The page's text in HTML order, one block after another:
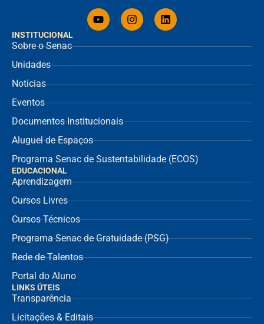
INSTITUCIONAL
Sobre o Senac
Unidades
Notícias
Eventos
Documentos Institucionais
Aluguel de Espaços
Programa Senac de Sustentabilidade (ECOS)
EDUCACIONAL
Aprendizagem
Cursos Livres
Cursos Técnicos
Programa Senac de Gratuidade (PSG)
Rede de Talentos
Portal do Aluno
LINKS ÚTEIS
Transparência
Licitações & Editais